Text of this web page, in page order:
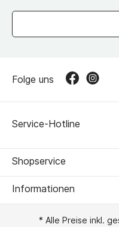
Service-Hotline
Folge uns
Shopservice
Informationen
* Alle Preise inkl.